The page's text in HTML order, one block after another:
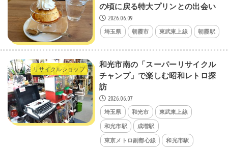
の頃に戻る特大プリンとの出会い
2026.06.09
埼玉県 朝霞市 東武東上線 朝霞駅
リサイクルショップ
和光市南の「スーパーリサイクル
チャンプ」で楽しむ昭和レトロ探
訪
2026.06.07
埼玉県 和光市 東武東上線
和光市駅 成増駅
東京メトロ副都心線 和光市駅